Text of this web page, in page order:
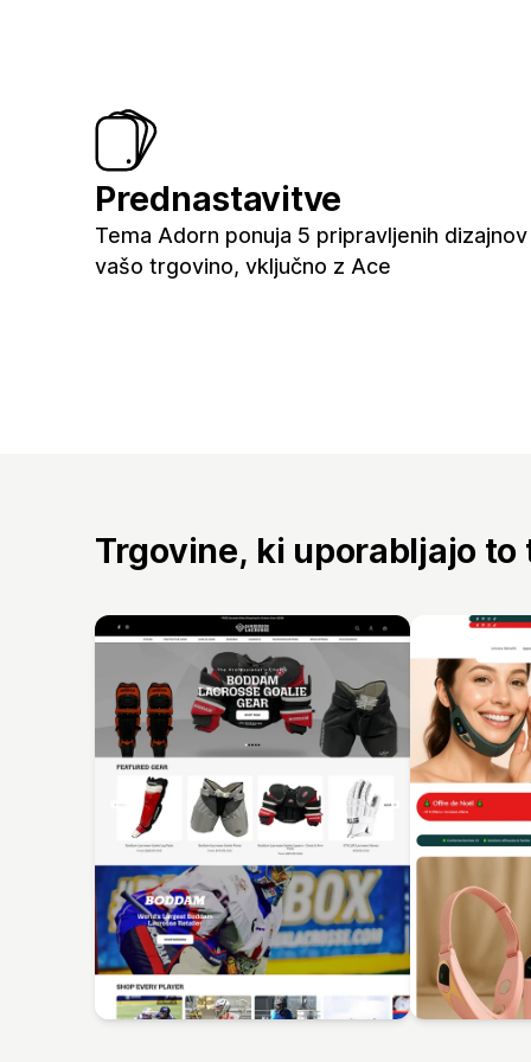
Prednastavitve
Tema Adorn ponuja 5 pripravljenih
vašo trgovino, vključno z Ace
Trgovine, ki uporabljajo to